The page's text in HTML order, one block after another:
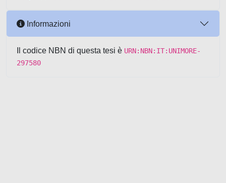
Informazioni
Il codice NBN di questa tesi è URN:NBN:IT:UNIMORE-
297580